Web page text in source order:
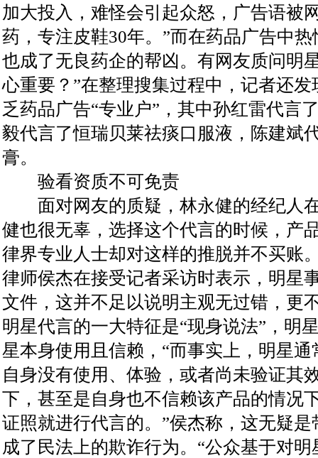
加大投入，难怪会引起众怒，广告语被
药，专注皮鞋30年。”而在药品广告中
也成了无良药企的帮凶。有网友质问明
心重要？”在整理搜集过程中，记者还
乏药品广告“专业户”，其中孙红雷代言
毅代言了恒瑞贝莱祛痰口服液，陈建斌
膏。
验看资质不可免责
面对网友的质疑，林永健的经纪人
健也很无辜，选择这个代言的时候，产
律界专业人士却对这样的推脱并不买账
律师侯杰在接受记者采访时表示，明星
文件，这并不足以说明主观无过错，更
明星代言的一大特征是“现身说法”，明
星本身使用且信赖，“而事实上，明星
自身没有使用、体验，或者尚未验证其
下，甚至是自身也不信赖该产品的情况
证照就进行代言的。”侯杰称，这无疑
成了民法上的欺诈行为。“公众基于对